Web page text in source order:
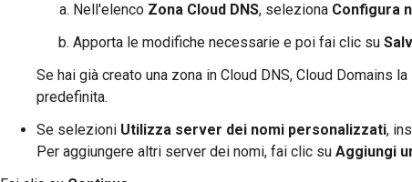
Nell'elenco Zona Cloud DNS, seleziona Configura
Apporta le modifiche necessarie e poi fai clic su
Se hai già creato una zona in Cloud DNS, Cloud Domains
predefinita.
Se selezioni Utilizza server dei nomi personalizzati,
Per aggiungere altri server dei nomi, fai clic su Aggiungi